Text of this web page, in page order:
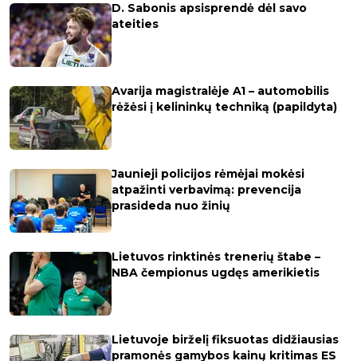
D. Sabonis apsisprendė dėl savo
ateities
Avarija magistralėje A1 – automobilis
rėžėsi į kelininkų techniką (papildyta)
Jaunieji policijos rėmėjai mokėsi
atpažinti verbavimą: prevencija
prasideda nuo žinių
Lietuvos rinktinės trenerių štabe –
NBA čempionus ugdęs amerikietis
Lietuvoje birželį fiksuotas didžiausias
pramonės gamybos kainų kritimas ES